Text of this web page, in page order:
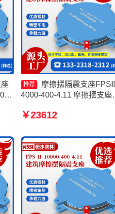
推荐
摩擦摆隔震支座
4000-400-4.11 摩擦摆支座
筑隔震支座
￥23612